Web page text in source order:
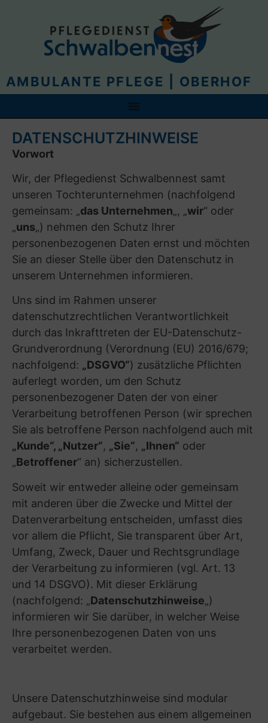
(4) Rechtsgrundlagen der Datenverarbeitung
Von Gesetzes wegen ist im Grundsatz jede
Verarbeitung personenbezogener Daten
verboten und nur dann erlaubt, wenn die
Datenverarbeitung unter einen der folgenden
Rechtfertigungstatbestände fällt:
– Art. 6 Abs. 1 S. 1 lit. a DSGVO
in informierter Weise und unmissverständlich
durch eine Erklärung oder eine sonstige
eindeutige bestätigende Handlung zu verstehen
gegeben hat, dass er mit der Verarbeitung der
ihn betreffenden personenbezogenen Daten für
einen oder mehrere bestimmte Zwecke
einverstanden ist;
– Art. 6 Abs. 1 S. 1 lit. b DSGVO: Wenn die
Verarbeitung zur Erfüllung eines Vertrags,
dessen Vertragspartei der Betroffene ist, oder
zur Durchführung vorvertraglicher Maßnahmen
erforderlich ist, die auf die Anfrage des
Betroffenen erfolgen;
– Art. 6 Abs. 1 S. 1 lit. c DSGVO: Wenn die
Verarbeitung zur Erfüllung einer rechtlichen
Verpflichtung erforderlich ist, der der
Verantwortliche unterliegt (z. B. eine
gesetzliche Aufbewahrungspflicht);
– Art. 6 Abs. 1 S. 1 lit. d DSGVO: Wenn die
Verarbeitung erforderlich ist, um lebenswichtige
Interessen des Betroffenen oder einer anderen
natürlichen Person zu schützen;
– Art. 6 Abs. 1 S. 1 lit. e DSGVO: Wenn die
Verarbeitung für die Wahrnehmung einer
Aufgabe erforderlich ist, die im öffentlichen
Interesse liegt oder in Ausübung öffentlicher
Gewalt erfolgt, die dem Verantwortlichen
übertragen wurde oder
Interessen“): Wenn die Verarbeitung zur
Wahrung berechtigter (insbesondere rechtlicher